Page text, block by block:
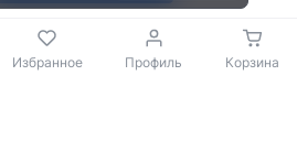
Избранное Профиль Корзина